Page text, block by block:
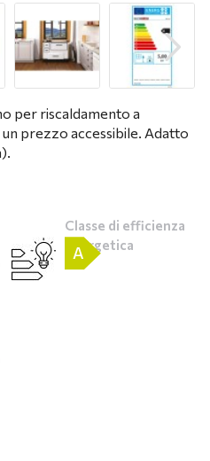
per riscaldamento a
prezzo accessibile. Adatto
Classe di efficienza
energetica
A